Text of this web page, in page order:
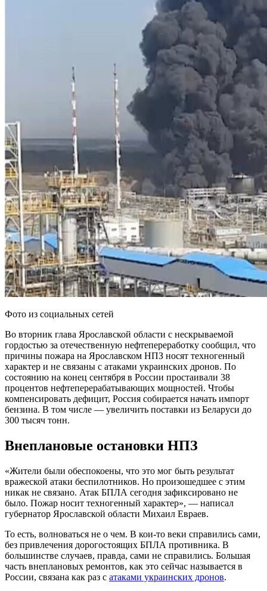
Фото из социальных сетей
Во вторник глава Ярославской области с нескрываемой
гордостью за отечественную нефтепереработку сообщил, что
причины пожара на Ярославском НПЗ носят техногенный
характер и не связаны с атаками украинских дронов. По
состоянию на конец сентября в России простаивали 38
процентов нефтеперерабатывающих мощностей. Чтобы
компенсировать дефицит, Россия собирается начать импорт
бензина. В том числе — увеличить поставки из Беларуси до
300 тысяч тонн.
Внеплановые остановки НПЗ
«Жители были обеспокоены, что это мог быть результат
вражеской атаки беспилотников. Но произошедшее с этим
никак не связано. Атак БПЛА сегодня зафиксировано не
было. Пожар носит техногенный характер», — написал
губернатор Ярославской области Михаил Евраев.
То есть, волноваться не о чем. В кои-то веки справились сами,
без привлечения дорогостоящих БПЛА противника. В
большинстве случаев, правда, сами не справились. Большая
часть внеплановых ремонтов, как это сейчас называется в
России, связана как раз с атаками украинских дронов.